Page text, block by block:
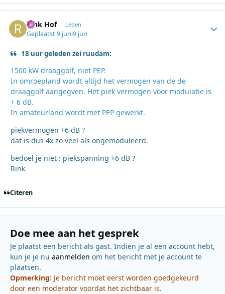
Rink Hof Leden
Geplaatst9 juni9 jun
18 uur geleden zei ruudam:
1500 kW draaggolf, niet PEP.
In omroepland wordt altijd het vermogen van de de
draaggolf aangegven. Het piek vermogen voor modulatie is
+ 6 dB.
In amateurland wordt met PEP gewerkt.
piekvermogen +6 dB ?
dat is dus 4x zo veel als ongemoduleerd.
bedoel je niet : piekspanning +6 dB ?
Rink
Citeren
Doe mee aan het gesprek
Je plaatst een bericht als gast. Indien je al een account hebt,
kun je je nu aanmelden om het bericht met je account te
plaatsen.
Opmerking: Je bericht moet eerst worden goedgekeurd
door een moderator voordat het zichtbaar is.